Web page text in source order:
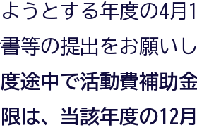
うとする年度の4月
等の提出をお願い
度途中で活動費補助
は、当該年度の12